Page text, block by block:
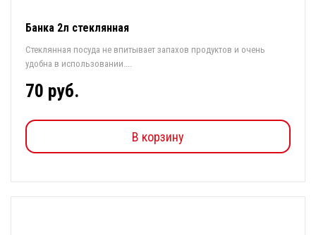
Банка 2л стеклянная
Стеклянная посуда не впитывает запахов продуктов и очень
удобна в использовании....
70 руб.
В корзину